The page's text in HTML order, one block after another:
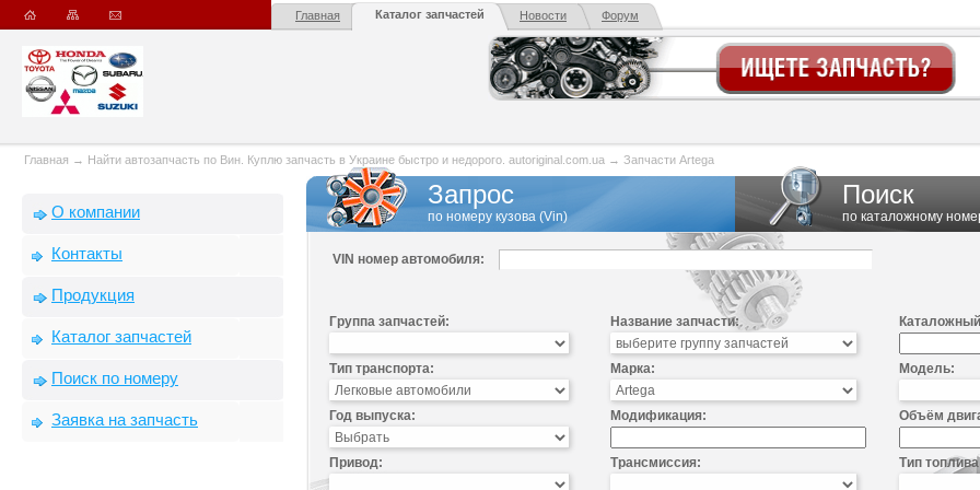
Главная Каталог запчастей Новости Форум
Главная → Найти автозапчасть по Вин. Куплю запчасть в Украине быстро и недорого. autoriginal.com.ua → Запчасти Artega
О компании
Контакты
Продукция
Каталог запчастей
Поиск по номеру
Заявка на запчасть
Запрос
по номеру кузова (Vin)
Поиск
по каталожному
VIN номер автомобиля:
Группа запчастей: Название запчасти:
Тип транспорта: Марка: Модель:
Год выпуска: Модификация: Объём
Привод: Трансмиссия: Тип